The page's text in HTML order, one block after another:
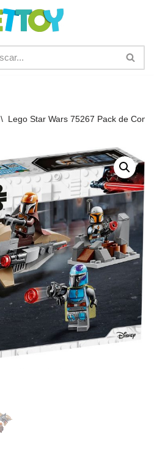
\ Lego Star Wars 75267 Pack de